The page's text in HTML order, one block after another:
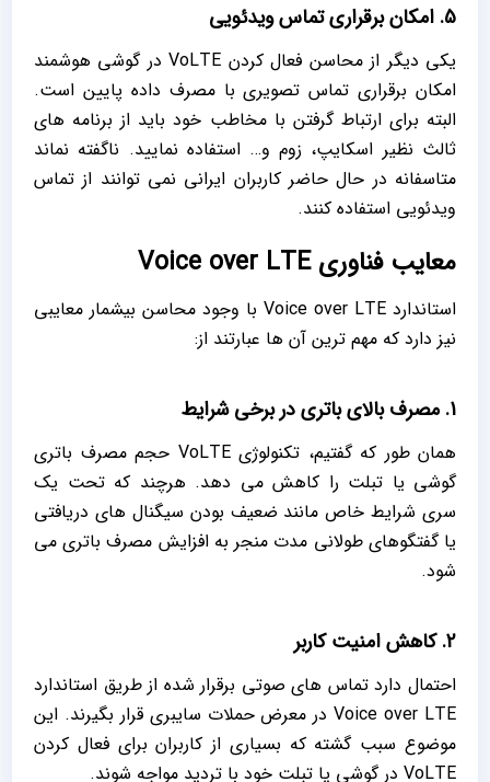
5. امکان برقراری تماس ویدئویی
یکی دیگر از محاسن فعال کردن VoLTE در گوشی هوشمند
امکان برقراری تماس تصویری با مصرف داده پایین است.
البته برای ارتباط گرفتن با مخاطب خود باید از برنامه‌ های
ثالث نظیر اسکایپ، زوم و… استفاده نمایید. ناگفته نماند
متاسفانه در حال حاضر کاربران ایرانی نمی‌ توانند از تماس
ویدئویی استفاده کنند.
معایب فناوری Voice over LTE
استاندارد Voice over LTE با وجود محاسن بیشمار معایبی
نیز دارد که مهم ترین آن ها عبارتند از:
1. مصرف بالای باتری در برخی شرایط
همان طور که گفتیم، تکنولوژی VoLTE حجم مصرف باتری
گوشی یا تبلت را کاهش می‌ دهد. هرچند که تحت یک
سری شرایط خاص مانند ضعیف بودن سیگنال‌ های دریافتی
یا گفتگوهای طولانی مدت منجر به افزایش مصرف باتری می
‌شود.
2. کاهش امنیت کاربر
احتمال دارد تماس ‌های صوتی برقرار شده از طریق استاندارد
Voice over LTE در معرض حملات سایبری قرار بگیرند. این
موضوع سبب گشته که بسیاری از کاربران برای فعال کردن
VoLTE در گوشی یا تبلت خود با تردید مواجه شوند.